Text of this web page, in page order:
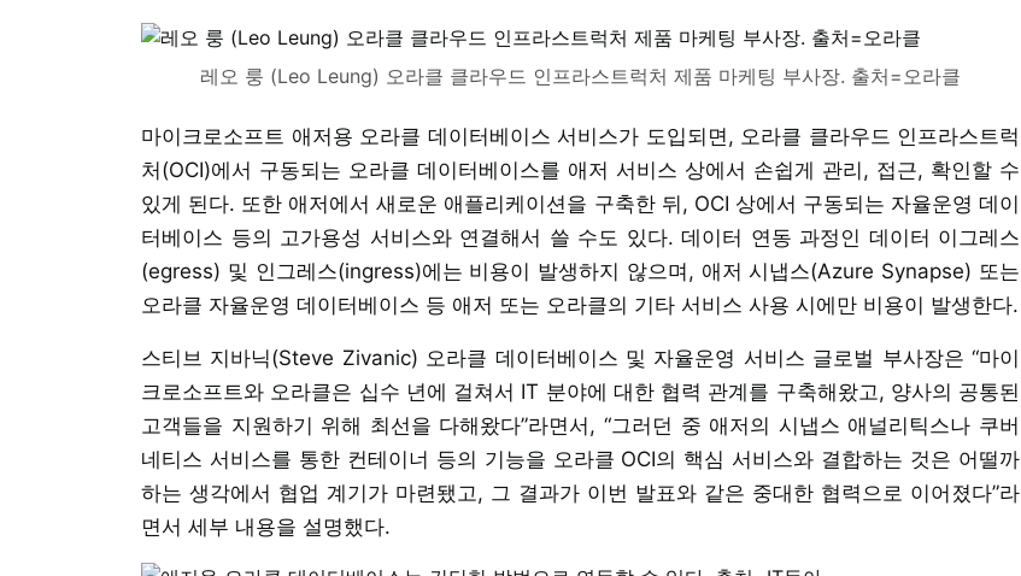
레오 룽 (Leo Leung) 오라클 클라우드 인프라스트럭처 제품 마케팅 부사장. 출처=오라클
마이크로소프트 애저용 오라클 데이터베이스 서비스가 도입되면, 오라클 클라우드 인프라스트럭
처(OCI)에서 구동되는 오라클 데이터베이스를 애저 서비스 상에서 손쉽게 관리, 접근, 확인할 수
있게 된다. 또한 애저에서 새로운 애플리케이션을 구축한 뒤, OCI 상에서 구동되는 자율운영 데이
터베이스 등의 고가용성 서비스와 연결해서 쓸 수도 있다. 데이터 연동 과정인 데이터 이그레스
(egress) 및 인그레스(ingress)에는 비용이 발생하지 않으며, 애저 시냅스(Azure Synapse) 또는
오라클 자율운영 데이터베이스 등 애저 또는 오라클의 기타 서비스 사용 시에만 비용이 발생한다.
스티브 지바닉(Steve Zivanic) 오라클 데이터베이스 및 자율운영 서비스 글로벌 부사장은 “마이
크로소프트와 오라클은 십수 년에 걸쳐서 IT 분야에 대한 협력 관계를 구축해왔고, 양사의 공통된
고객들을 지원하기 위해 최선을 다해왔다”라면서, “그러던 중 애저의 시냅스 애널리틱스나 쿠버
네티스 서비스를 통한 컨테이너 등의 기능을 오라클 OCI의 핵심 서비스와 결합하는 것은 어떨까
하는 생각에서 협업 계기가 마련됐고, 그 결과가 이번 발표와 같은 중대한 협력으로 이어졌다”라
면서 세부 내용을 설명했다.